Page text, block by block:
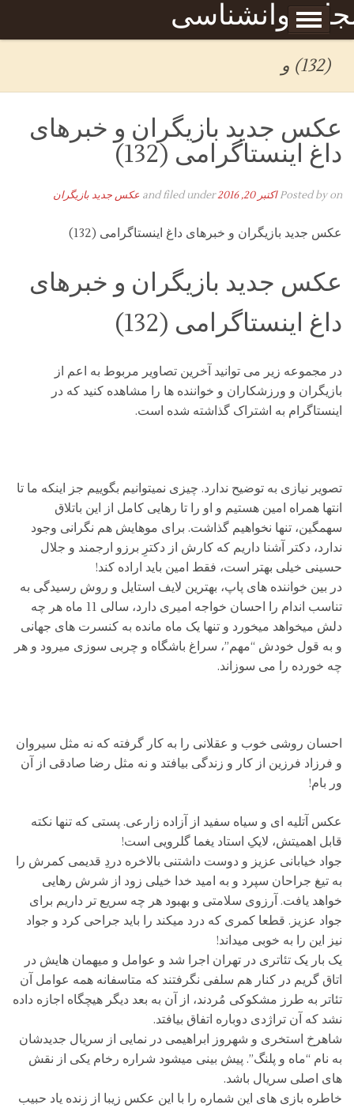
روانشناسی
Skip to content
برگه نمونه
(132) و
عکس جدید بازیگران و خبرهای
داغ اینستاگرامی (132)
Posted byon اکتبر 20, 2016 and filed under عکس جدید بازیگران
عکس جدید بازیگران و خبرهای داغ اینستاگرامی (132)
عکس جدید بازیگران و خبرهای
داغ اینستاگرامی (132)
در مجموعه زیر می توانید آخرین تصاویر مربوط به اعم از
بازیگران و ورزشکاران و خواننده ها را مشاهده کنید که در
اینستاگرام به اشتراک گذاشته شده است.
تصویر نیازی به توضیح ندارد. چیزی نمیتوانیم بگوییم جز اینکه ما تا
انتها همراه امین هستیم و او را تا رهایی کامل از این باتلاق
سهمگین، تنها نخواهیم گذاشت. برای موهایش هم نگرانی وجود
ندارد، دکتر آشنا داریم که کارش از دکترِ برزو ارجمند و جلال
حسینی خیلی بهتر است، فقط امین باید اراده کند!
در بین خواننده های پاپ، بهترین لایف استایل و روش رسیدگی به
تناسب اندام را احسان خواجه امیری دارد، سالی 11 ماه هر چه
دلش میخواهد میخورد و تنها یک ماه مانده به کنسرت های جهانی
و به قول خودش “مهم”، سراغ باشگاه و چربی سوزی میرود و هر
چه خورده را می سوزاند.
احسان روشی خوب و عقلانی را به کار گرفته که نه مثل سیروان
و فرزاد فرزین از کار و زندگی بیافتد و نه مثل رضا صادقی از آن
ور بام!
عکس آتلیه ای و سیاه سفید از آزاده زارعی. پستی که تنها نکته
قابل اهمیتش، لایکِ استاد یغما گلرویی است!
جواد خیابانی عزیز و دوست داشتنی بالاخره دردِ قدیمی کمرش را
به تیغ جراحان سپرد و به امید خدا خیلی زود از شرش رهایی
خواهد یافت. آرزوی سلامتی و بهبود هر چه سریع تر داریم برای
جواد عزیز. قطعا کمری که درد میکند را باید جراحی کرد و جواد
نیز این را به خوبی میداند!
یک بار یک تئاتری در تهران اجرا شد و عوامل و میهمان هایش در
اتاق گریم در کنار هم سلفی نگرفتند که متاسفانه همه عوامل آن
تئاتر به طرز مشکوکی مُردند، از آن به بعد دیگر هیچگاه اجازه داده
نشد که آن تراژدی دوباره اتفاق بیافتد.
شاهرخ استخری و شهروز ابراهیمی در نمایی از سریال جدیدشان
به نام “ماه و پلنگ”. پیش بینی میشود شراره رخام یکی از نقش
های اصلی سریال باشد.
خاطره بازی های این شماره را با این عکس زیبا از زنده یاد حبیب